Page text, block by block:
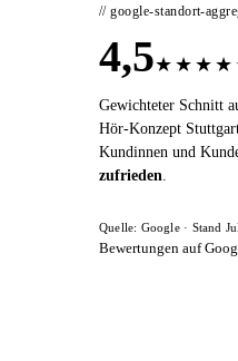
// google-standort-
4,5★ ★ ★ ★
Gewichteter Schnitt
Hör-Konzept
Kundinnen und
zufrieden.
Quelle: Google · Stand
Bewertungen auf